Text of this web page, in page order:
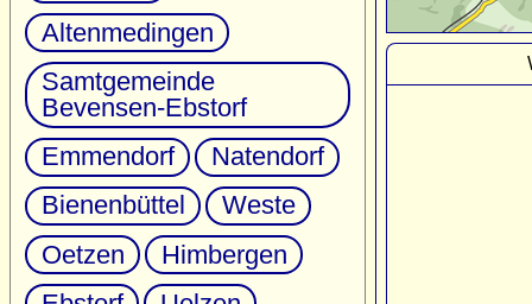
Altenmedingen
Samtgemeinde
Bevensen-Ebstorf
Emmendorf
Natendorf
Bienenbüttel
Weste
Oetzen
Himbergen